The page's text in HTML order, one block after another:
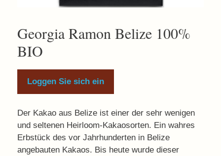
Georgia Ramon Belize 100%
BIO
Loggen Sie sich ein
Der Kakao aus Belize ist einer der sehr wenigen
und seltenen Heirloom-Kakaosorten. Ein wahres
Erbstück des vor Jahrhunderten in Belize
angebauten Kakaos. Bis heute wurde dieser